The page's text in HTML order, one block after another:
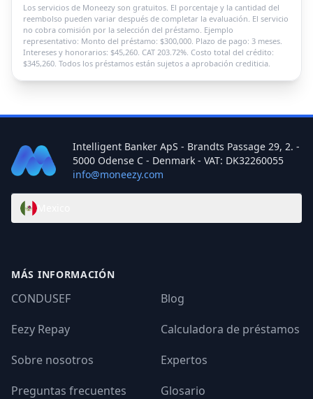
Los servicios de Moneezy son gratuitos. El porcentaje y la cantidad del
reembolso pueden variar después de completar la evaluación. El servicio
no cobra comisión por la selección del préstamo. Ejemplo
representativo: Monto del préstamo: $300,000. Plazo de pago: 3 meses.
Intereses y honorarios: $45,260. CAT 203.72%. Costo total del crédito:
$345,260. Todos los préstamos están sujetos a aprobación crediticia.
Intelligent Banker ApS - Brandts Passage 29, 2. -
5000 Odense C - Denmark - VAT: DK32260055
info@moneezy.com
MÁS INFORMACIÓN
CONDUSEF
Blog
Eezy Repay
Calculadora de préstamos
Sobre nosotros
Expertos
Preguntas frecuentes
Glosario